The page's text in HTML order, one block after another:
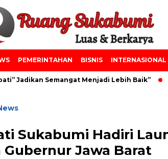
PEMERINTAHAN BISNIS INTERNASIONAL
Jadikan Semangat Menjadi Lebih Baik”
Sukabumi Hadiri
Gubernur Jawa Barat